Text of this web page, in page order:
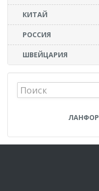
КИТАЙ
РОССИЯ
ШВЕЙЦАРИЯ
ЛАНФОР